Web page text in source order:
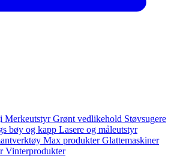
MerkeutstyrGrønt vedlikehold Støvsugere
bøy og kapp Lasere og måleutstyr
Max produkterGlattemaskiner
Vinterprodukter